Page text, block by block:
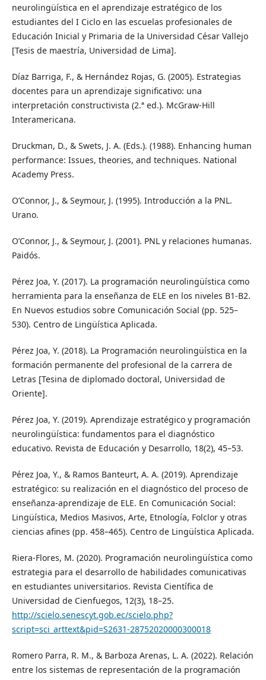
neurolingüística en el aprendizaje estratégico de los
estudiantes del I Ciclo en las escuelas profesionales de
Educación Inicial y Primaria de la Universidad César Vallejo
[Tesis de maestría, Universidad de Lima].
Díaz Barriga, F., & Hernández Rojas, G. (2005). Estrategias
docentes para un aprendizaje significativo: una
interpretación constructivista (2.ª ed.). McGraw-Hill
Interamericana.
Druckman, D., & Swets, J. A. (Eds.). (1988). Enhancing human
performance: Issues, theories, and techniques. National
Academy Press.
O’Connor, J., & Seymour, J. (1995). Introducción a la PNL.
Urano.
O’Connor, J., & Seymour, J. (2001). PNL y relaciones humanas.
Paidós.
Pérez Joa, Y. (2017). La programación neurolingüística como
herramienta para la enseñanza de ELE en los niveles B1-B2.
En Nuevos estudios sobre Comunicación Social (pp. 525–
530). Centro de Lingüística Aplicada.
Pérez Joa, Y. (2018). La Programación neurolingüística en la
formación permanente del profesional de la carrera de
Letras [Tesina de diplomado doctoral, Universidad de
Oriente].
Pérez Joa, Y. (2019). Aprendizaje estratégico y programación
neurolingüística: fundamentos para el diagnóstico
educativo. Revista de Educación y Desarrollo, 18(2), 45–53.
Pérez Joa, Y., & Ramos Banteurt, A. A. (2019). Aprendizaje
estratégico: su realización en el diagnóstico del proceso de
enseñanza-aprendizaje de ELE. En Comunicación Social:
Lingüística, Medios Masivos, Arte, Etnología, Folclor y otras
ciencias afines (pp. 458–465). Centro de Lingüística Aplicada.
Riera-Flores, M. (2020). Programación neurolingüística como
estrategia para el desarrollo de habilidades comunicativas
en estudiantes universitarios. Revista Científica de
Universidad de Cienfuegos, 12(3), 18–25.
http://scielo.senescyt.gob.ec/scielo.php?
script=sci_arttext&pid=S2631-28752020000300018
Romero Parra, R. M., & Barboza Arenas, L. A. (2022). Relación
entre los sistemas de representación de la programación